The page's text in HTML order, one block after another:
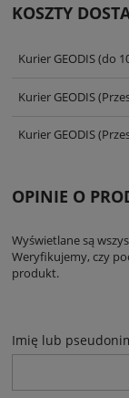
KOSZTY
Kurier GEODIS(do
Kurier GEODIS
Kurier GEODIS
OPINIE O
Wyświetlane są
Weryfikujemy, czy
produkt.
Imię lub